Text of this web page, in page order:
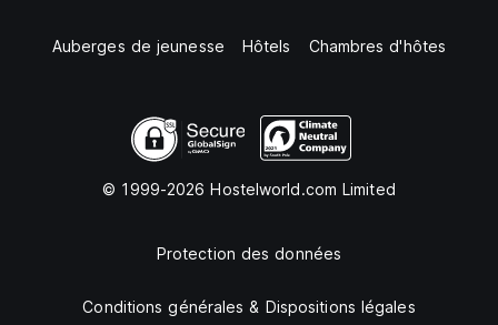
Auberges de jeunesse Hôtels Chambres d'hôtes
© 1999-2026 Hostelworld.com Limited
Protection des données
Conditions générales & Dispositions légales